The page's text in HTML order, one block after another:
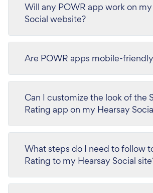
Will any POWR app work on
Social website?
Are POWR apps mobile-
Can I customize the look of the
Rating app on my Hearsay
What steps do I need to follow
Rating to my Hearsay Social